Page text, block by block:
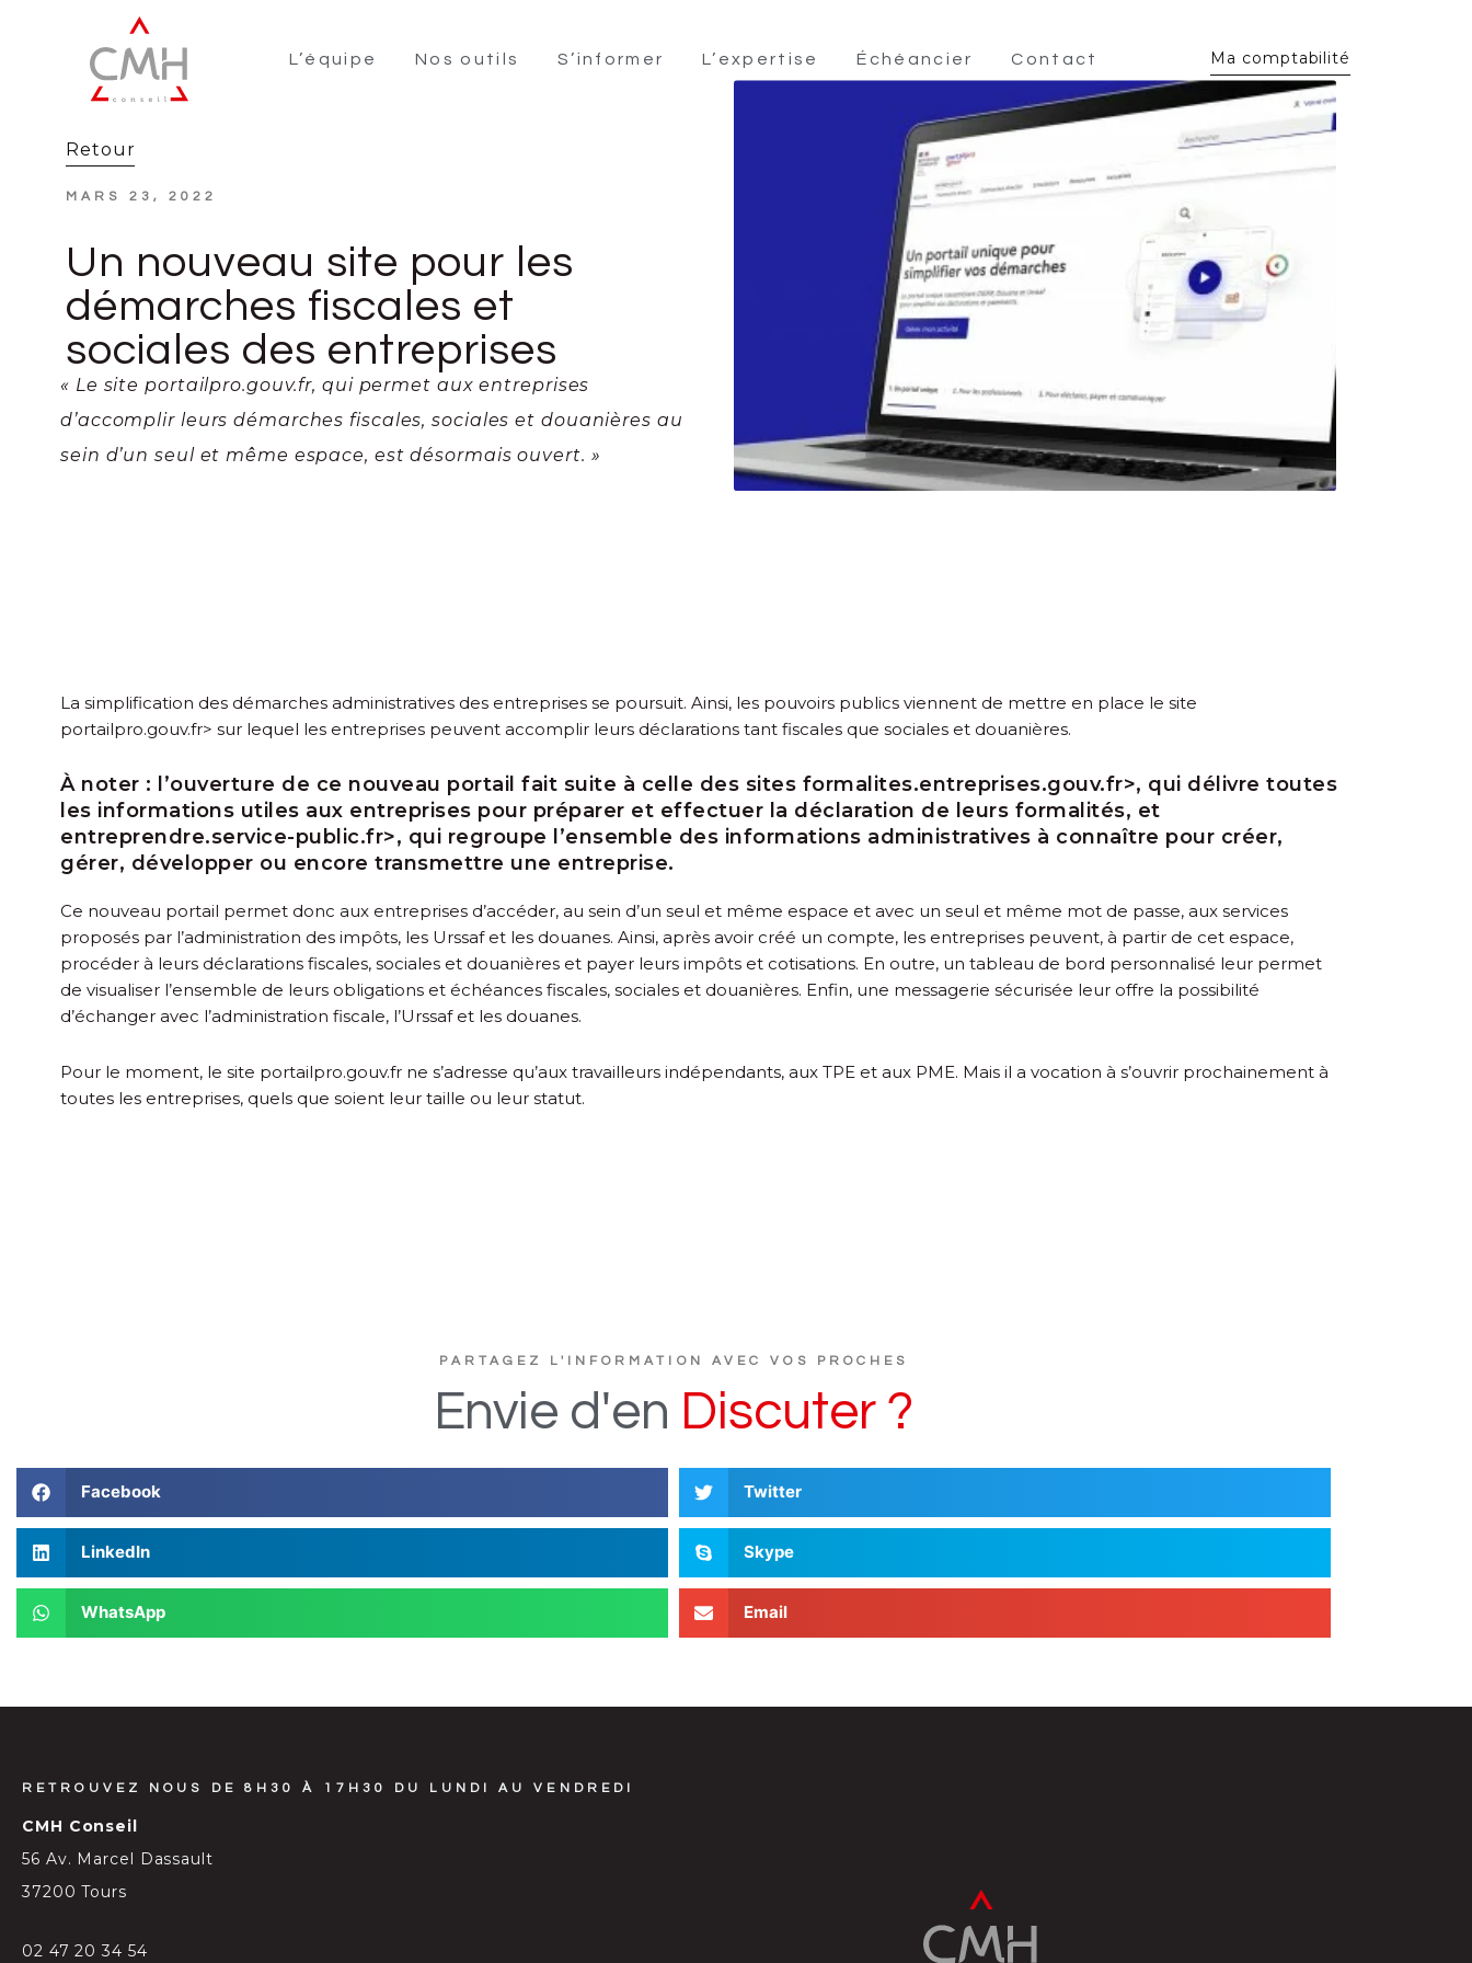
L’équipe Nos outils S’informer L’expertise Échéancier Contact Ma comptabilité
Retour
MARS 23, 2022
Un nouveau site pour les
démarches fiscales et
sociales des entreprises
« Le site portailpro.gouv.fr, qui permet aux entreprises
d’accomplir leurs démarches fiscales, sociales et douanières au
sein d’un seul et même espace, est désormais ouvert. »
La simplification des démarches administratives des entreprises se poursuit. Ainsi, les pouvoirs publics viennent de mettre en place le site
portailpro.gouv.fr> sur lequel les entreprises peuvent accomplir leurs déclarations tant fiscales que sociales et douanières.
À noter : l’ouverture de ce nouveau portail fait suite à celle des sites formalites.entreprises.gouv.fr>, qui délivre toutes
les informations utiles aux entreprises pour préparer et effectuer la déclaration de leurs formalités, et
entreprendre.service-public.fr>, qui regroupe l’ensemble des informations administratives à connaître pour créer,
gérer, développer ou encore transmettre une entreprise.
Ce nouveau portail permet donc aux entreprises d’accéder, au sein d’un seul et même espace et avec un seul et même mot de passe, aux services
proposés par l’administration des impôts, les Urssaf et les douanes. Ainsi, après avoir créé un compte, les entreprises peuvent, à partir de cet espace,
procéder à leurs déclarations fiscales, sociales et douanières et payer leurs impôts et cotisations. En outre, un tableau de bord personnalisé leur permet
de visualiser l’ensemble de leurs obligations et échéances fiscales, sociales et douanières. Enfin, une messagerie sécurisée leur offre la possibilité
d’échanger avec l’administration fiscale, l’Urssaf et les douanes.
Pour le moment, le site portailpro.gouv.fr ne s’adresse qu’aux travailleurs indépendants, aux TPE et aux PME. Mais il a vocation à s’ouvrir prochainement à
toutes les entreprises, quels que soient leur taille ou leur statut.
PARTAGEZ L'INFORMATION AVEC VOS PROCHES
Envie d'en Discuter ?
Facebook Twitter
LinkedIn Skype
WhatsApp Email
RETROUVEZ NOUS DE 8H30 À 17H30 DU LUNDI AU VENDREDI
CMH Conseil
56 Av. Marcel Dassault
37200 Tours
02 47 20 34 54